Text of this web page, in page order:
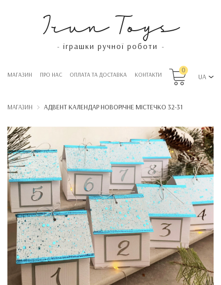
Irun Toys
- іграшки ручної роботи -
МАГАЗИН ПРО НАС OПЛАТА ТА ДОСТАВКА КОНТАКТИ
0
UA
МАГАЗИН АДВЕНТ КАЛЕНДАР НОВОРІЧНЕ МІСТЕЧКО 32-31